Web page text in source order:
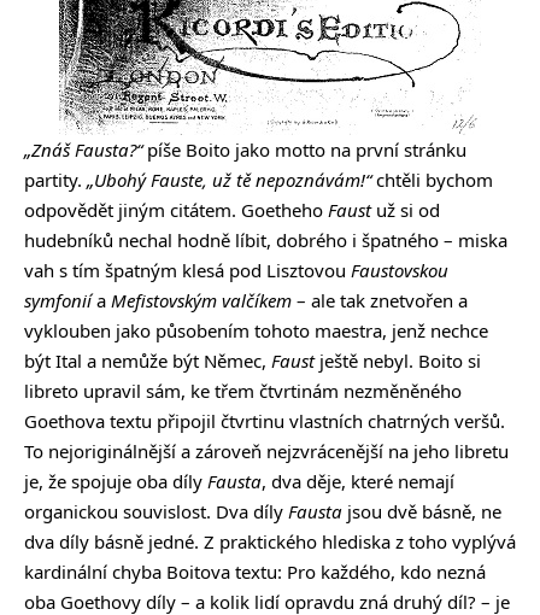
„Znáš Fausta?“píše Boito jako motto na první stránku
partity. „Ubohý Fauste, už tě nepoznávám!“chtěli bychom
odpovědět jiným citátem. Goetheho Faustuž si od
hudebníků nechal hodně líbit, dobrého i špatného – miska
vah s tím špatným klesá pod Lisztovou Faustovskou
symfoniía Mefistovským valčíkem – ale tak znetvořen a
vyklouben jako působením tohoto maestra, jenž nechce
být Ital a nemůže být Němec, Faustještě nebyl. Boito si
libreto upravil sám, ke třem čtvrtinám nezměněného
Goethova textu připojil čtvrtinu vlastních chatrných veršů.
To nejoriginálnější a zároveň nejzvrácenější na jeho libretu
je, že spojuje oba díly Fausta, dva děje, které nemají
organickou souvislost. Dva díly Fausta jsou dvě básně, ne
dva díly básně jedné. Z praktického hlediska z toho vyplývá
kardinální chyba Boitova textu: Pro každého, kdo nezná
oba Goethovy díly – a kolik lidí opravdu zná druhý díl? – je